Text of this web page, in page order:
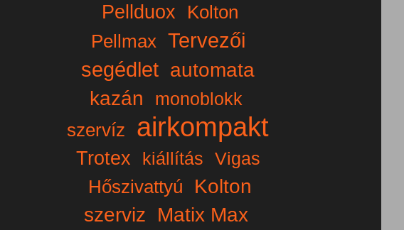
Pellduox
Kolton
Pellmax Tervezői
segédlet automata
kazán
monoblokk
szervíz airkompakt
Trotex kiállítás Vigas
Hőszivattyú
Kolton
szerviz
Matix Max